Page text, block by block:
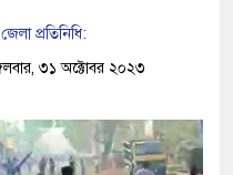
প্রতিনিধি:
৩১ অক্টোবর ২০২৩